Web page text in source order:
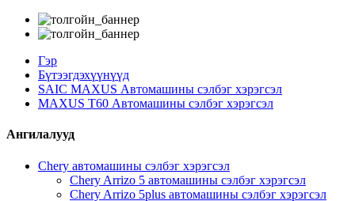
Гэр
Бүтээгдэхүүнүүд
SAIC MAXUS Автомашины сэлбэг хэрэгсэл
MAXUS T60 Автомашины сэлбэг хэрэгсэл
Ангилалууд
Chery автомашины сэлбэг хэрэгсэл
Chery Arrizo 5 автомашины сэлбэг хэрэгсэл
Chery Arrizo 5plus автомашины сэлбэг хэрэгсэл